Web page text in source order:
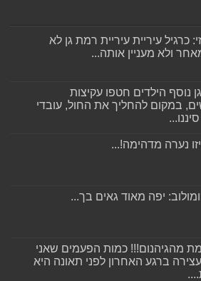
כרגיל עיריית עיריית רמת גן לא
ולא מעניין אותה...
נוסף הילדים חטפו עקיצות
במקום להחליך את החול, עובדי
נערה מדהימה!...
יפה מאוד גאים בך...
מהגיהנום!!! כמות הפעמים שאני
ברגע האחרון לפני תאונה היא